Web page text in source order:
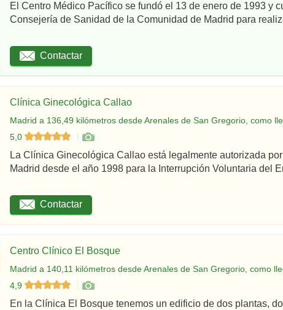
El Centro Médico Pacífico se fundó el 13 de enero de 1993 y
Consejería de Sanidad de la Comunidad de Madrid para
Contactar
Clínica Ginecológica Callao
Madrid a 136,49 kilómetros desde Arenales de San Gregorio, como
5,0
La Clínica Ginecológica Callao está legalmente autorizada
Madrid desde el año 1998 para la Interrupción Voluntaria del
Contactar
Centro Clínico El Bosque
Madrid a 140,11 kilómetros desde Arenales de San Gregorio, como
4,9
En la Clínica El Bosque tenemos un edificio de dos plantas,